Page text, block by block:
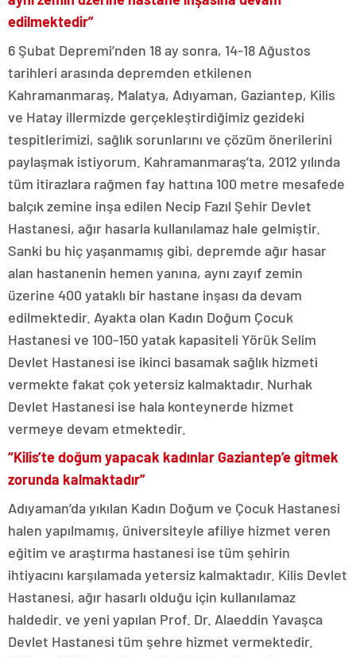
edilmektedir”
6 Şubat Depremi’nden 18 ay sonra, 14-18 Ağustos
tarihleri arasında depremden etkilenen
Kahramanmaraş, Malatya, Adıyaman, Gaziantep, Kilis
ve Hatay illermizde gerçekleştirdiğimiz gezideki
tespitlerimizi, sağlık sorunlarını ve çözüm önerilerini
paylaşmak istiyorum. Kahramanmaraş’ta, 2012 yılında
tüm itirazlara rağmen fay hattına 100 metre mesafede
balçık zemine inşa edilen Necip Fazıl Şehir Devlet
Hastanesi, ağır hasarla kullanılamaz hale gelmiştir.
Sanki bu hiç yaşanmamış gibi, depremde ağır hasar
alan hastanenin hemen yanına, aynı zayıf zemin
üzerine 400 yataklı bir hastane inşası da devam
edilmektedir. Ayakta olan Kadın Doğum Çocuk
Hastanesi ve 100-150 yatak kapasiteli Yörük Selim
Devlet Hastanesi ise ikinci basamak sağlık hizmeti
vermekte fakat çok yetersiz kalmaktadır. Nurhak
Devlet Hastanesi ise hala konteynerde hizmet
vermeye devam etmektedir.
“Kilis’te doğum yapacak kadınlar Gaziantep’e gitmek
zorunda kalmaktadır”
Adıyaman’da yıkılan Kadın Doğum ve Çocuk Hastanesi
halen yapılmamış, üniversiteyle afiliye hizmet veren
eğitim ve araştırma hastanesi ise tüm şehirin
ihtiyacını karşılamada yetersiz kalmaktadır. Kilis Devlet
Hastanesi, ağır hasarlı olduğu için kullanılamaz
haldedir. ve yeni yapılan Prof. Dr. Alaeddin Yavaşca
Devlet Hastanesi tüm şehre hizmet vermektedir.